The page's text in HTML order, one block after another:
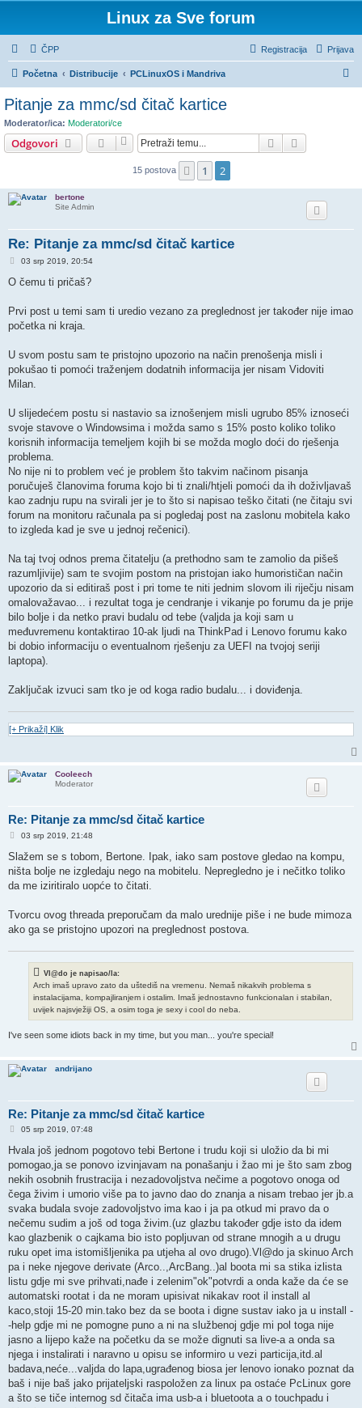
Linux za Sve forum
ČPP Prijava
Registracija
Početna Distribucije PCLinuxOS i Mandriva
ž
i
Pitanje za mmc/sd čitač kartice
Moderator/ica: Moderatori/ce
Odgovori Pretražnik
15 postova Prethodna
1 2
bertone
Site Admin
Re: Pitanje za mmc/sd čitač kartice
P
s
03 srp 2019, 20:54
O čemu ti pričaš?
Prvi post u temi sam ti uredio vezano za preglednost jer također nije imao
početka ni kraja.
U svom postu sam te pristojno upozorio na način prenošenja misli i
pokušao ti pomoći traženjem dodatnih informacija jer nisam Vidoviti
Milan.
U slijedećem postu si nastavio sa iznošenjem misli ugrubo 85% iznoseći
svoje stavove o Windowsima i možda samo s 15% posto koliko toliko
korisnih informacija temeljem kojih bi se možda moglo doći do rješenja
problema.
No nije ni to problem već je problem što takvim načinom pisanja
poručuješ članovima foruma kojo bi ti znali/htjeli pomoći da ih doživljavaš
kao zadnju rupu na svirali jer je to što si napisao teško čitati (ne čitaju svi
forum na monitoru računala pa si pogledaj post na zaslonu mobitela kako
to izgleda kad je sve u jednoj rečenici).
Na taj tvoj odnos prema čitatelju (a prethodno sam te zamolio da pišeš
razumljivije) sam te svojim postom na pristojan iako humorističan način
upozorio da si editiraš post i pri tome te niti jednim slovom ili riječju nisam
omalovažavao... i rezultat toga je cendranje i vikanje po forumu da je prije
bilo bolje i da netko pravi budalu od tebe (valjda ja koji sam u
međuvremenu kontaktirao 10-ak ljudi na ThinkPad i Lenovo forumu kako
bi dobio informaciju o eventualnom rješenju za UEFI na tvojoj seriji
laptopa).
Zaključak izvuci sam tko je od koga radio budalu... i doviđenja.
[+ Prikaži] Klik
Cooleech
Moderator
Re: Pitanje za mmc/sd čitač kartice
P
s
03 srp 2019, 21:48
Slažem se s tobom, Bertone. Ipak, iako sam postove gledao na kompu,
ništa bolje ne izgledaju nego na mobitelu. Nepregledno je i nečitko toliko
da me iziritiralo uopće to čitati.
Tvorcu ovog threada preporučam da malo urednije piše i ne bude mimoza
ako ga se pristojno upozori na preglednost postova.
Vl@do je napisao/la:
Arch imaš upravo zato da uštediš na vremenu. Nemaš nikakvih problema s
instalacijama, kompajliranjem i ostalim. Imaš jednostavno funkcionalan i stabilan,
uvijek najsvježiji OS, a osim toga je sexy i cool do neba.
I've seen some idiots back in my time, but you man... you're special!
andrijano
Re: Pitanje za mmc/sd čitač kartice
P
s
05 srp 2019, 07:48
Hvala još jednom pogotovo tebi Bertone i trudu koji si uložio da bi mi
pomogao,ja se ponovo izvinjavam na ponašanju i žao mi je što sam zbog
nekih osobnih frustracija i nezadovoljstva nečime a pogotovo onoga od
čega živim i umorio više pa to javno dao do znanja a nisam trebao jer jb.a
svaka budala svoje zadovoljstvo ima kao i ja pa otkud mi pravo da o
nečemu sudim a još od toga živim.(uz glazbu također gdje isto da idem
kao glazbenik o cajkama bio isto popljuvan od strane mnogih a u drugu
ruku opet ima istomišljenika pa utjeha al ovo drugo).Vl@do ja skinuo Arch
pa i neke njegove derivate (Arco..,ArcBang..)al boota mi sa stika izlista
listu gdje mi sve prihvati,nađe i zelenim"ok"potvrdi a onda kaže da će se
automatski rootat i da ne moram upisivat nikakav root il install al
kaco,stoji 15-20 min.tako bez da se boota i digne sustav iako ja u install -
-help gdje mi ne pomogne puno a ni na službenoj gdje mi pol toga nije
jasno a lijepo kaže na početku da se može dignuti sa live-a a onda sa
njega i instalirati i naravno u opisu se informiro u vezi particija,itd.al
badava,neće...valjda do lapa,ugrađenog biosa jer lenovo ionako poznat da
baš i nije baš jako prijateljski raspoložen za linux pa ostaće PcLinux gore
a što se tiče internog sd čitača ima usb-a i bluetoota a o touchpadu i